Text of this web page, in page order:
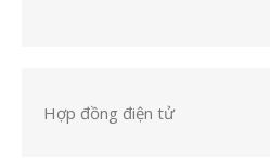
Hợp đồng điện tử